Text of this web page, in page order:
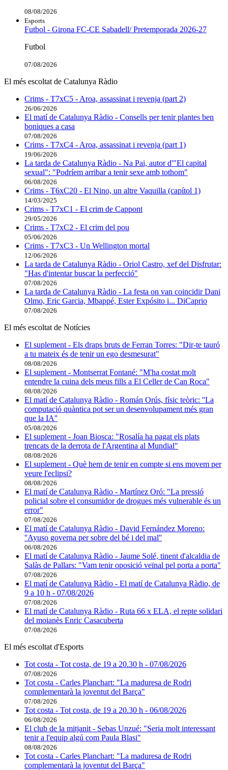
08/08/2026
Esports
Futbol - Girona FC-CE Sabadell/ Pretemporada 2026-27
Futbol
07/08/2026
El més escoltat de Catalunya Ràdio
Crims - T7xC5 - Aroa, assassinat i revenja (part 2)
26/06/2026
El matí de Catalunya Ràdio - Consells per tenir plantes ben
boniques a casa
07/08/2026
Crims - T7xC4 - Aroa, assassinat i revenja (part 1)
19/06/2026
La tarda de Catalunya Ràdio - Na Pai, autor d'"El capital
sexual": "Podríem arribar a tenir sexe amb tothom"
06/08/2026
Crims - T6xC20 - El Nino, un altre Vaquilla (capítol 1)
14/03/2025
Crims - T7xC1 - El crim de Cappont
29/05/2026
Crims - T7xC2 - El crim del pou
05/06/2026
Crims - T7xC3 - Un Wellington mortal
12/06/2026
La tarda de Catalunya Ràdio - Oriol Castro, xef del Disfrutar:
"Has d'intentar buscar la perfecció"
07/08/2026
La tarda de Catalunya Ràdio - La festa on van coincidir Dani
Olmo, Eric Garcia, Mbappé, Ester Expósito i... DiCaprio
07/08/2026
El més escoltat de Notícies
El suplement - Els draps bruts de Ferran Torres: "Dir-te tauró
a tu mateix és de tenir un ego desmesurat"
08/08/2026
El suplement - Montserrat Fontané: "M'ha costat molt
entendre la cuina dels meus fills a El Celler de Can Roca"
08/08/2026
El matí de Catalunya Ràdio - Román Orús, físic teòric: ''La
computació quàntica pot ser un desenvolupament més gran
que la IA''
05/08/2026
El suplement - Joan Biosca: "Rosalía ha pagat els plats
trencats de la derrota de l'Argentina al Mundial"
08/08/2026
El suplement - Què hem de tenir en compte si ens movem per
veure l'eclipsi?
08/08/2026
El matí de Catalunya Ràdio - Martínez Oró: "La pressió
policial sobre el consumidor de drogues més vulnerable és un
error"
07/08/2026
El matí de Catalunya Ràdio - David Fernández Moreno:
''Ayuso governa per sobre del bé i del mal''
06/08/2026
El matí de Catalunya Ràdio - Jaume Solé, tinent d'alcaldia de
Salàs de Pallars: "Vam tenir oposició veïnal pel porta a porta"
07/08/2026
El matí de Catalunya Ràdio - El matí de Catalunya Ràdio, de
9 a 10 h - 07/08/2026
07/08/2026
El matí de Catalunya Ràdio - Ruta 66 x ELA, el repte solidari
del moianès Enric Casacuberta
07/08/2026
El més escoltat d'Esports
Tot costa - Tot costa, de 19 a 20.30 h - 07/08/2026
07/08/2026
Tot costa - Carles Planchart: "La maduresa de Rodri
complementarà la joventut del Barça"
07/08/2026
Tot costa - Tot costa, de 19 a 20.30 h - 06/08/2026
06/08/2026
El club de la mitjanit - Sebas Unzué: "Seria molt interessant
tenir a l'equip algú com Paula Blasi"
08/08/2026
Tot costa - Carles Planchart: "La maduresa de Rodri
complementarà la joventut del Barça"